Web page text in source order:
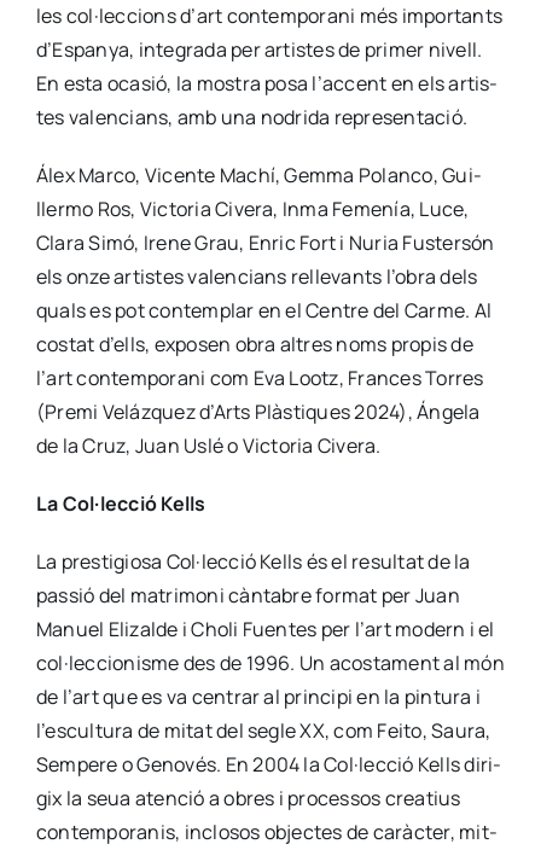
les col·leccions d’art con­tem­po­ra­ni més impor­tants
d’Espanya, inte­gra­da per artis­tes de pri­mer nivell.
En esta oca­sió, la mos­tra posa l’accent en els artis­
tes valen­cians, amb una nodri­da repre­sen­ta­ció.
Álex Mar­co, Vicen­te Machí, Gem­ma Polan­co, Gui­
ller­mo Ros, Vic­to­ria Cive­ra, Inma Feme­nía, Luce,
Cla­ra Simó, Ire­ne Grau, Enric Fort i Nuria Fus­ter­són
els onze artis­tes valen­cians relle­vants l’obra dels
quals es pot con­tem­plar en el Cen­tre del Car­me. Al
cos­tat d’ells, expo­sen obra altres noms pro­pis de
l’art con­tem­po­ra­ni com Eva Lootz, Fran­ces Torres
(Pre­mi Veláz­quez d’Arts Plàs­ti­ques 2024), Ánge­la
de la Cruz, Juan Uslé o Vic­to­ria Cive­ra.
La Col·lecció Kells
La pres­ti­gio­sa Col·lecció Kells és el resul­tat de la
pas­sió del matri­mo­ni càn­ta­bre for­mat per Juan
Manuel Eli­zal­de i Cho­li Fuen­tes per l’art modern i el
col·leccionisme des de 1996. Un acos­ta­ment al món
de l’art que es va cen­trar al prin­ci­pi en la pin­tu­ra i
l’escultura de mitat del segle XX, com Fei­to, Sau­ra,
Sem­pe­re o Geno­vés. En 2004 la Col·lecció Kells diri­
gix la seua aten­ció a obres i pro­ces­sos crea­tius
con­tem­po­ra­nis, inclo­sos objec­tes de caràc­ter, mit­